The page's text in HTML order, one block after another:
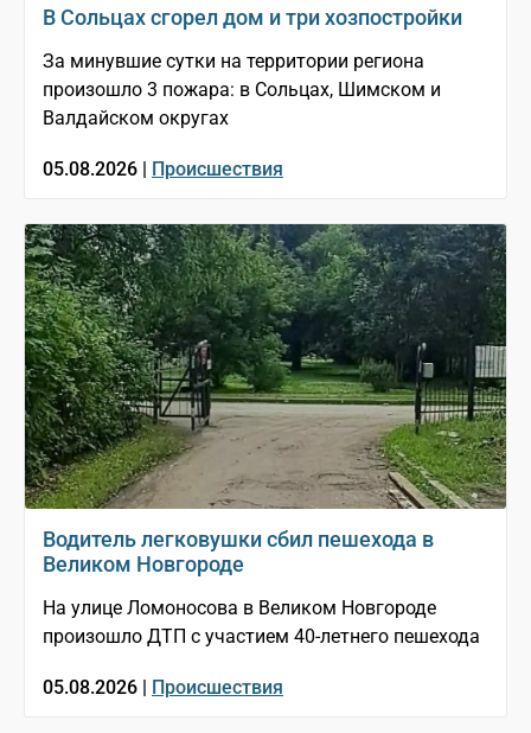
В Сольцах сгорел дом и три хозпостройки
За минувшие сутки на территории региона
произошло 3 пожара: в Сольцах, Шимском и
Валдайском округах
05.08.2026 | Происшествия
Водитель легковушки сбил пешехода в
Великом Новгороде
На улице Ломоносова в Великом Новгороде
произошло ДТП с участием 40-летнего пешехода
05.08.2026 | Происшествия